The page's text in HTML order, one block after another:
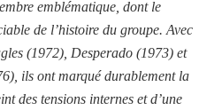
emblématique, dont le
de l’histoire du groupe. Avec
(1972), Desperado (1973) et
ils ont marqué durablement la
des tensions internes et d’une